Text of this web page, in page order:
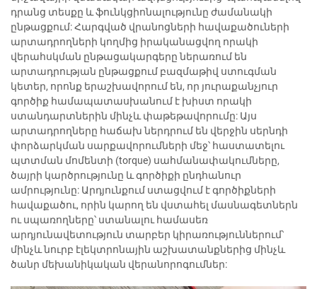
դրանց տեսքը և ֆունկցիոնալությունը ժամանակի
ընթացքում: Հարգված վրանոցների հավաքածուների
արտադրողների կողմից իրականացվող որակի
վերահսկման ընթացակարգերը ներառում են
արտադրության ընթացքում բազմաթիվ ստուգման
կետեր, որոնք երաշխավորում են, որ յուրաքանչյուր
գործիք համապատասխանում է խիստ որակի
ստանդարտներին մինչև փաթեթավորումը: Այս
արտադրողները հաճախ ներդրում են վերջին սերնդի
փորձարկման սարքավորումների մեջ՝ հաստատելու
պտտման մոմենտի (torque) սահմանափակումները,
ծայրի կարծրությունը և գործիքի ընդհանուր
ամրությունը: Արդյունքում ստացվում է գործիքների
հավաքածու, որին կարող են վստահել մասնագետներն
ու սպառողները՝ ստանալու համասեռ
արդյունավետություն տարբեր կիրառություններում՝
մինչև նուրբ էլեկտրոնային աշխատանքներից մինչև
ծանր մեխանիկական վերանորոգումներ: